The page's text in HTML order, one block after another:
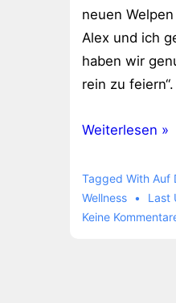
neuen
Alex und ich
haben wir
rein zu
Freizeitland
–
Mediterrane
Saunawelt
Weiterlesen »
Tagged With Auf
Wellness
Last
Keine